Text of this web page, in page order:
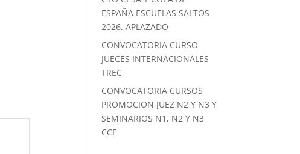
ESPAÑA ESCUELAS SALTOS
2026. APLAZADO
CONVOCATORIA CURSO
JUECES INTERNACIONALES
TREC
CONVOCATORIA CURSOS
PROMOCION JUEZ N2 Y N3 Y
SEMINARIOS N1, N2 Y N3
CCE